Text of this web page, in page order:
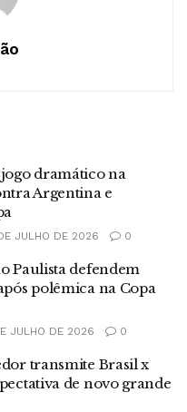
dramático na
Argentina e
JULHO DE 2026 0
Paulista defendem
polêmica na Copa
JULHO DE 2026 0
transmite Brasil x
de novo grande